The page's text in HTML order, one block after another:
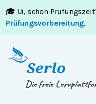
🎓 Ui, schon
Prüfungsvorbereitung.
Springe zumInhaltoder
Die freie